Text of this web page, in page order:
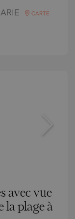
CARTE
avec vue
la plage à